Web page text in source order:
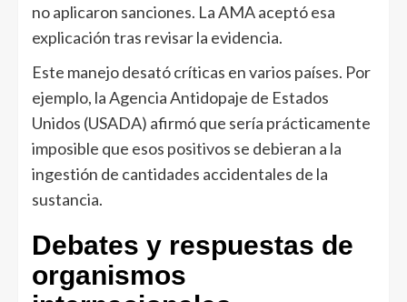
no aplicaron sanciones. La AMA aceptó esa
explicación tras revisar la evidencia.
Este manejo desató críticas en varios países. Por
ejemplo, la Agencia Antidopaje de Estados
Unidos (USADA) afirmó que sería prácticamente
imposible que esos positivos se debieran a la
ingestión de cantidades accidentales de la
sustancia.
Debates y respuestas de
organismos